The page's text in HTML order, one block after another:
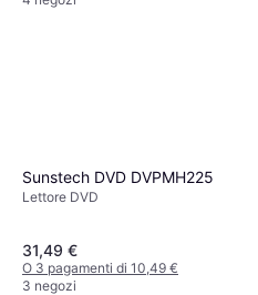
Sunstech DVD DVPMH225
Lettore DVD
31,49 €
O 3 pagamenti di 10,49 €
3 negozi